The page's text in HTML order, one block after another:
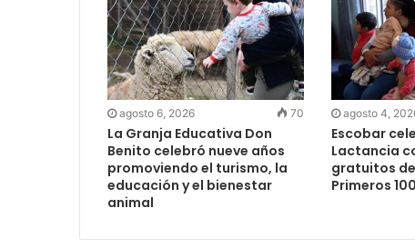
agosto 6, 2026 70
La Granja Educativa Don
Benito celebró nueve años
promoviendo el turismo, la
educación y el bienestar
animal
agosto 4,
Escobar
Lactancia
gratuitos
Primeros